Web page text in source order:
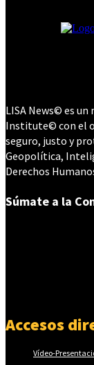
LISA News© es
Institute© con el
seguro, justo y
Geopolítica,
Derechos
Súmate a la
Accesos
Vídeo-